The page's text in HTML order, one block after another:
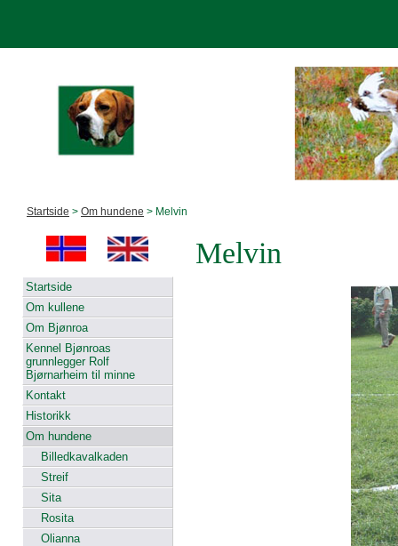
Startside > Om hundene > Melvin
Startside
Om kullene
Om Bjønroa
Kennel Bjønroas
grunnlegger Rolf
Bjørnarheim til minne
Kontakt
Historikk
Om hundene
Billedkavalkaden
Streif
Sita
Rosita
Olianna
Melvin